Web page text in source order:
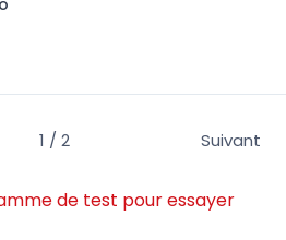
de test pour essayer
1 / 2 Suivant